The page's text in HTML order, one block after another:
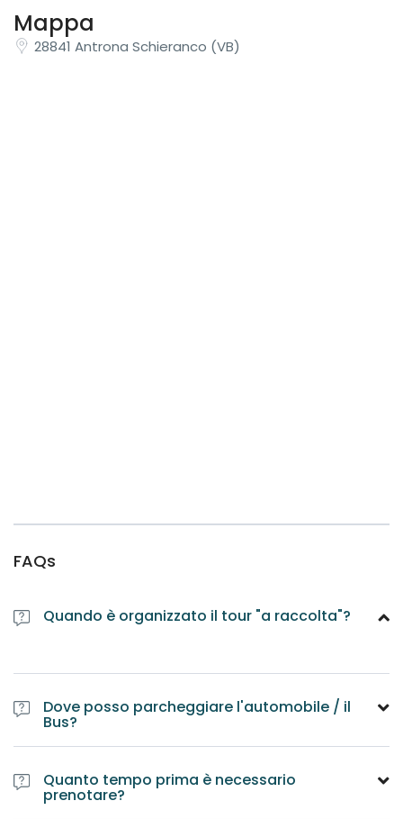
Mappa
28841 Antrona Schieranco (VB)
FAQs
Quando è organizzato il tour "a raccolta"?
Dove posso parcheggiare l'automobile / il
Bus?
Quanto tempo prima è necessario
prenotare?